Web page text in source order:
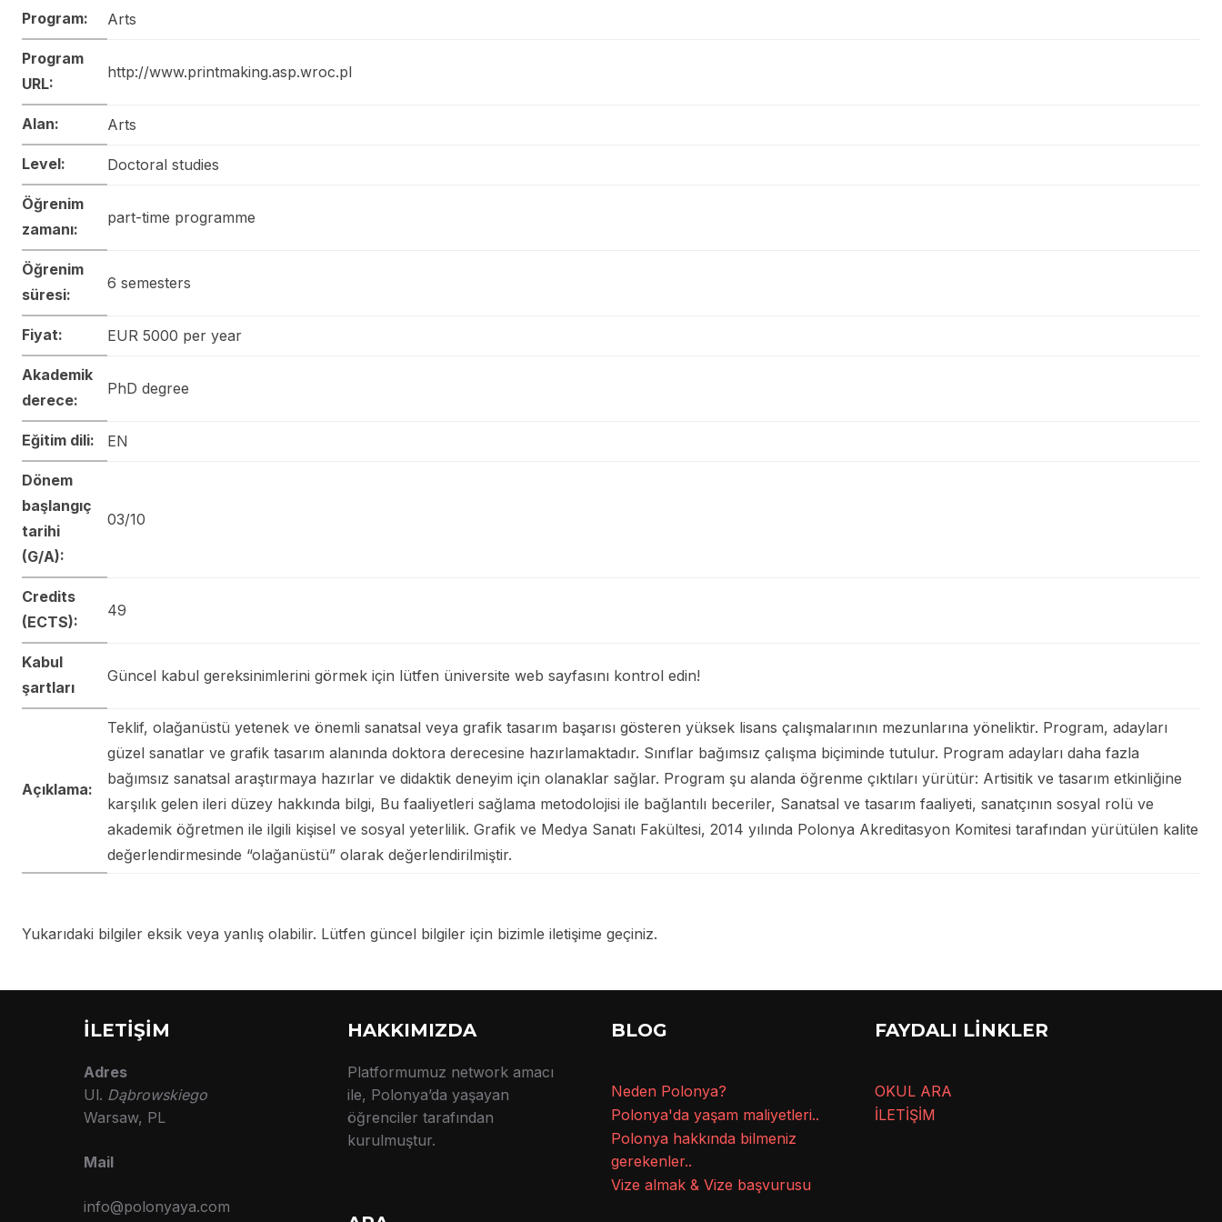
Program: Arts
Program
URL:
http://www.printmaking.asp.wroc.pl
Alan: Arts
Level: Doctoral studies
Öğrenim
zamanı:
part-time programme
Öğrenim
süresi:
6 semesters
Fiyat: EUR 5000 per year
Akademik
derece:
PhD degree
Eğitim dili: EN
Dönem
başlangıç
tarihi
(G/A):
03/10
Credits
(ECTS):
49
Kabul
şartları
Güncel kabul gereksinimlerini görmek için lütfen üniversite web sayfasını kontrol edin!
Açıklama:
Teklif, olağanüstü yetenek ve önemli sanatsal veya grafik tasarım başarısı gösteren yüksek lisans çalışmalarının mezunlarına yöneliktir. Program, adayları
güzel sanatlar ve grafik tasarım alanında doktora derecesine hazırlamaktadır. Sınıflar bağımsız çalışma biçiminde tutulur. Program adayları daha fazla
bağımsız sanatsal araştırmaya hazırlar ve didaktik deneyim için olanaklar sağlar. Program şu alanda öğrenme çıktıları yürütür: Artisitik ve tasarım etkinliğine
karşılık gelen ileri düzey hakkında bilgi, Bu faaliyetleri sağlama metodolojisi ile bağlantılı beceriler, Sanatsal ve tasarım faaliyeti, sanatçının sosyal rolü ve
akademik öğretmen ile ilgili kişisel ve sosyal yeterlilik. Grafik ve Medya Sanatı Fakültesi, 2014 yılında Polonya Akreditasyon Komitesi tarafından yürütülen kalite
değerlendirmesinde “olağanüstü” olarak değerlendirilmiştir.
Yukarıdaki bilgiler eksik veya yanlış olabilir. Lütfen güncel bilgiler için bizimle iletişime geçiniz.
İLETİŞİM
Adres
Ul. Dąbrowskiego
Warsaw, PL
Mail
info@polonyaya.com
HAKKIMIZDA
Platformumuz network amacı
ile, Polonya’da yaşayan
öğrenciler tarafından
kurulmuştur.
BLOG
Neden Polonya?
Polonya'da yaşam maliyetleri..
Polonya hakkında bilmeniz
gerekenler..
Vize almak & Vize başvurusu
FAYDALI LİNKLER
OKUL ARA
İLETİŞİM